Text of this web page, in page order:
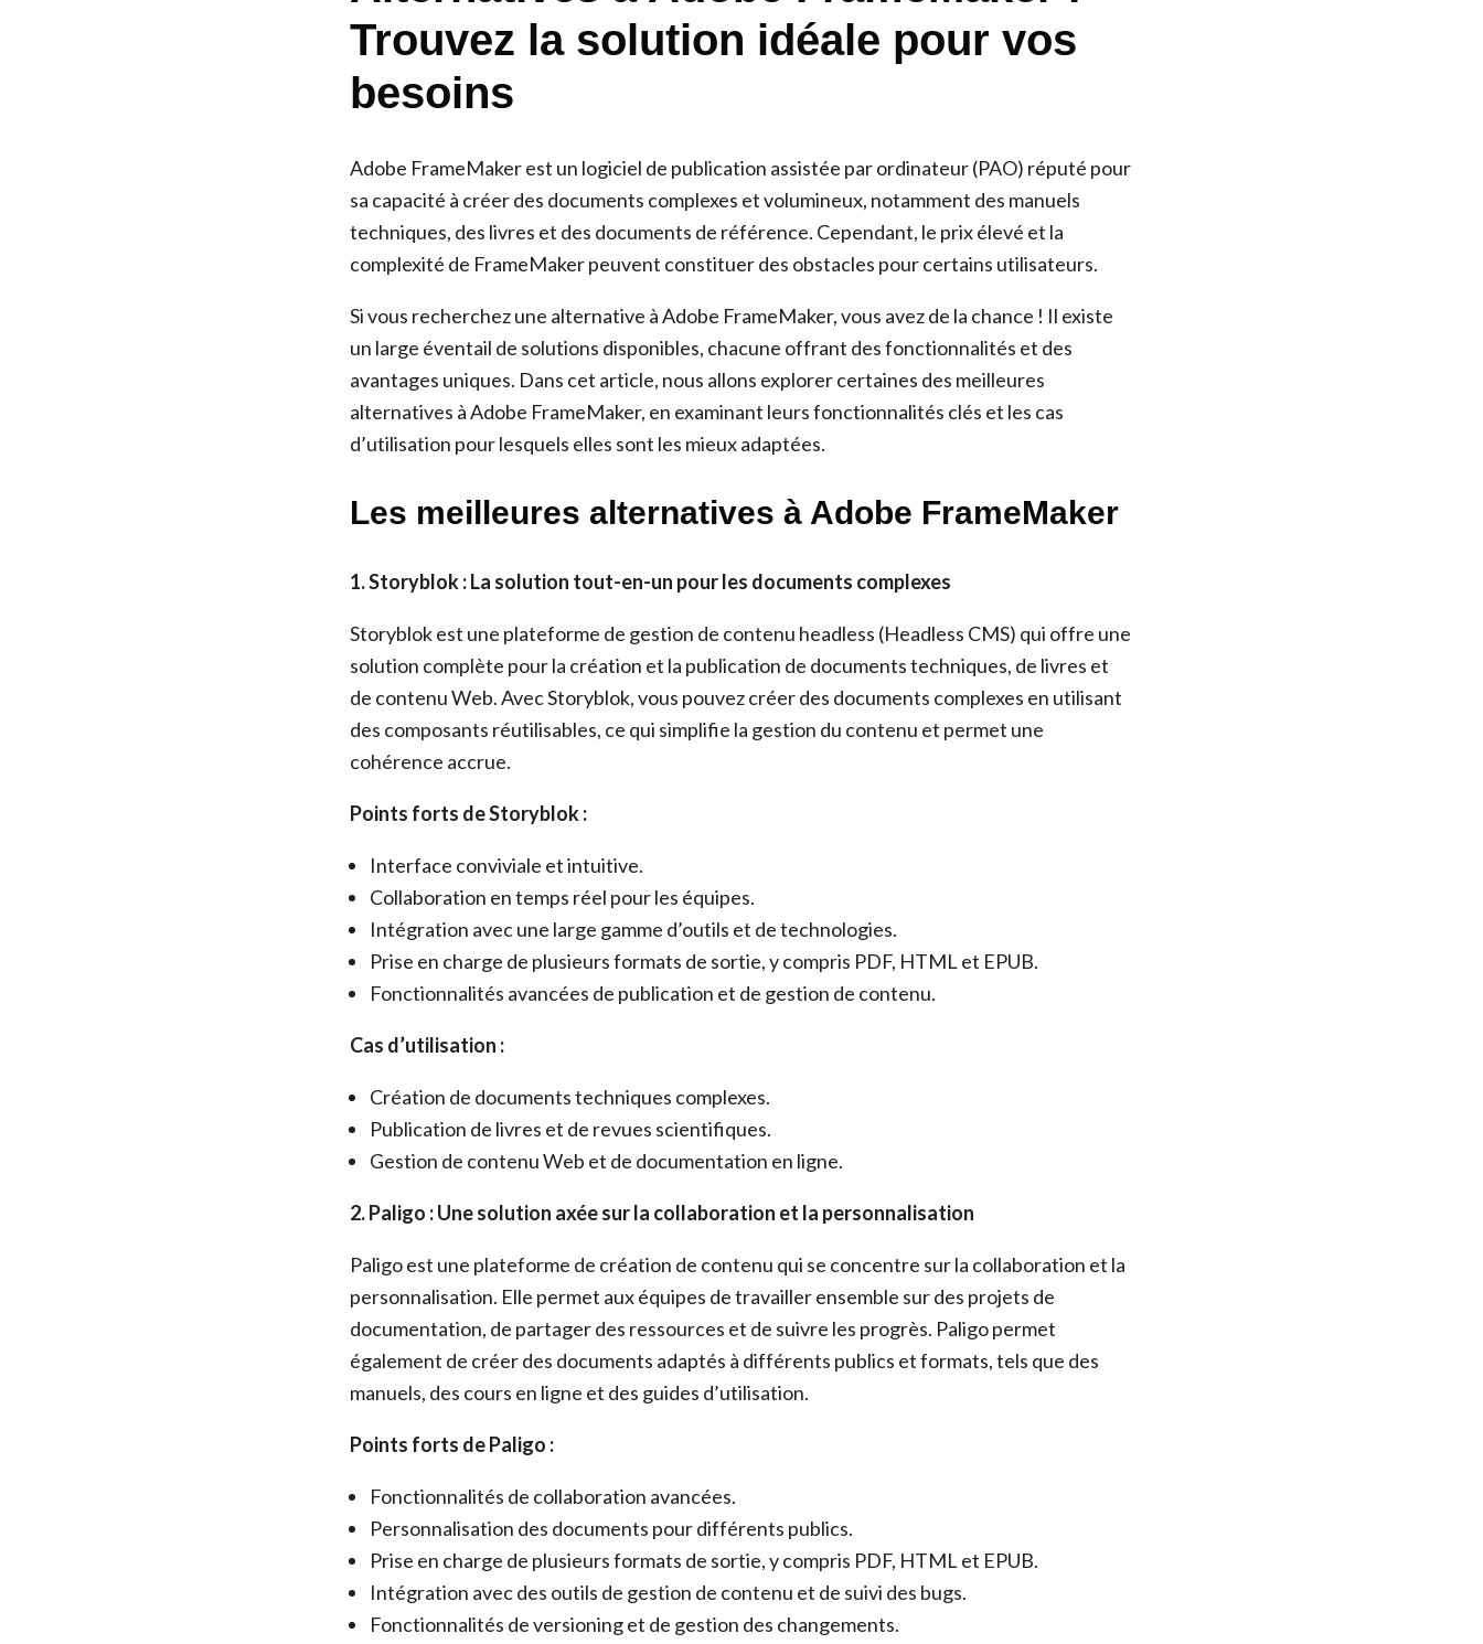
Trouvez la solution idéale pour vos
besoins
Adobe FrameMaker est un logiciel de publication assistée par ordinateur (PAO) réputé pour
sa capacité à créer des documents complexes et volumineux, notamment des manuels
techniques, des livres et des documents de référence. Cependant, le prix élevé et la
complexité de FrameMaker peuvent constituer des obstacles pour certains utilisateurs.
Si vous recherchez une alternative à Adobe FrameMaker, vous avez de la chance ! Il existe
un large éventail de solutions disponibles, chacune offrant des fonctionnalités et des
avantages uniques. Dans cet article, nous allons explorer certaines des meilleures
alternatives à Adobe FrameMaker, en examinant leurs fonctionnalités clés et les cas
d’utilisation pour lesquels elles sont les mieux adaptées.
Les meilleures alternatives à Adobe FrameMaker
1. Storyblok : La solution tout-en-un pour les documents complexes
Storyblok est une plateforme de gestion de contenu headless (Headless CMS) qui offre une
solution complète pour la création et la publication de documents techniques, de livres et
de contenu Web. Avec Storyblok, vous pouvez créer des documents complexes en utilisant
des composants réutilisables, ce qui simplifie la gestion du contenu et permet une
cohérence accrue.
Points forts de Storyblok :
Interface conviviale et intuitive.
Collaboration en temps réel pour les équipes.
Intégration avec une large gamme d’outils et de technologies.
Prise en charge de plusieurs formats de sortie, y compris PDF, HTML et EPUB.
Fonctionnalités avancées de publication et de gestion de contenu.
Cas d’utilisation :
Création de documents techniques complexes.
Publication de livres et de revues scientifiques.
Gestion de contenu Web et de documentation en ligne.
2. Paligo : Une solution axée sur la collaboration et la personnalisation
Paligo est une plateforme de création de contenu qui se concentre sur la collaboration et la
personnalisation. Elle permet aux équipes de travailler ensemble sur des projets de
documentation, de partager des ressources et de suivre les progrès. Paligo permet
également de créer des documents adaptés à différents publics et formats, tels que des
manuels, des cours en ligne et des guides d’utilisation.
Points forts de Paligo :
Fonctionnalités de collaboration avancées.
Personnalisation des documents pour différents publics.
Prise en charge de plusieurs formats de sortie, y compris PDF, HTML et EPUB.
Intégration avec des outils de gestion de contenu et de suivi des bugs.
Fonctionnalités de versioning et de gestion des changements.